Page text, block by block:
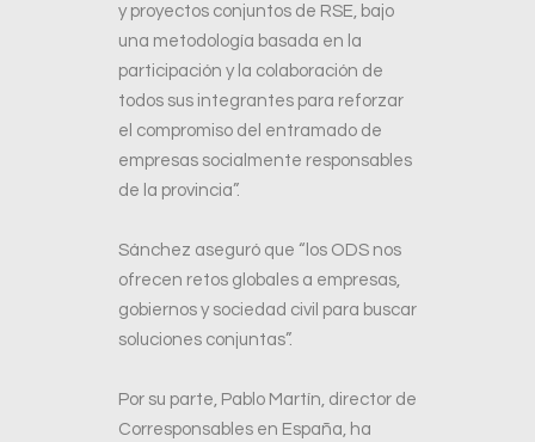
y proyectos conjuntos de RSE, bajo
una metodología basada en la
participación y la colaboración de
todos sus integrantes para reforzar
el compromiso del entramado de
empresas socialmente responsables
de la provincia”.
Sánchez aseguró que “los ODS nos
ofrecen retos globales a empresas,
gobiernos y sociedad civil para buscar
soluciones conjuntas”.
Por su parte, Pablo Martín, director de
Corresponsables en España, ha